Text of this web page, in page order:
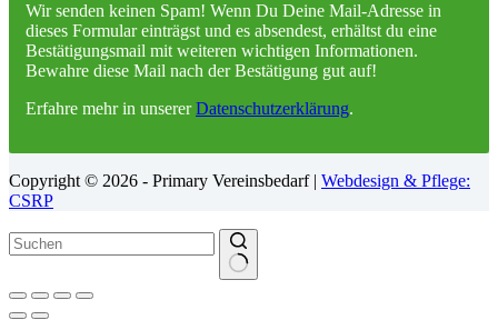
Wir senden keinen Spam! Wenn Du Deine Mail-Adresse in
dieses Formular einträgst und es absendest, erhältst du eine
Bestätigungsmail mit weiteren wichtigen Informationen.
Bewahre diese Mail nach der Bestätigung gut auf!
Erfahre mehr in unsererDatenschutzerklärung.
Copyright © 2026 - Primary Vereinsbedarf | Webdesign & Pflege:
CSRP
Keine
Ergebnisse